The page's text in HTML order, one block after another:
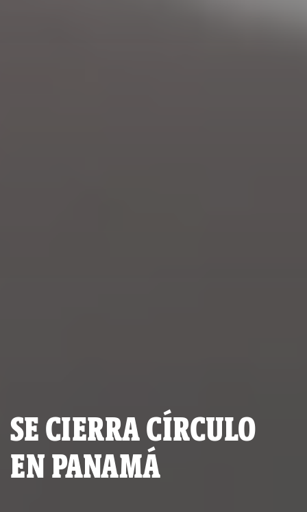
SE CIERRA CÍRCULO
EN PANAMÁ